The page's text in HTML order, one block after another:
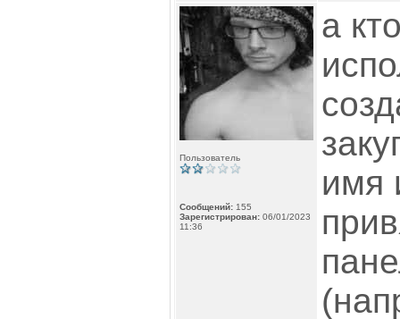
Пользователь
Сообщений: 155
Зарегистрирован: 06/01/2023
11:36
а
имя